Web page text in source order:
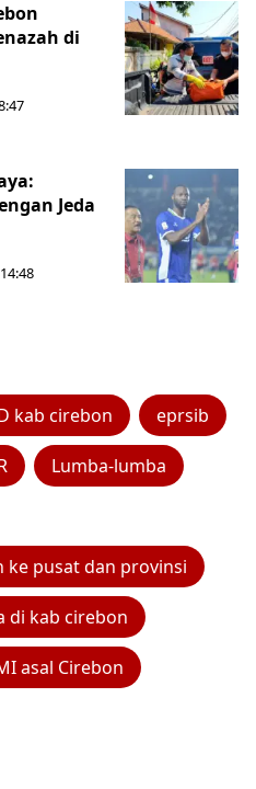
di
Jeda
kab cirebon eprsib
Lumba-lumba
ke pusat dan provinsi
di kab cirebon
asal Cirebon